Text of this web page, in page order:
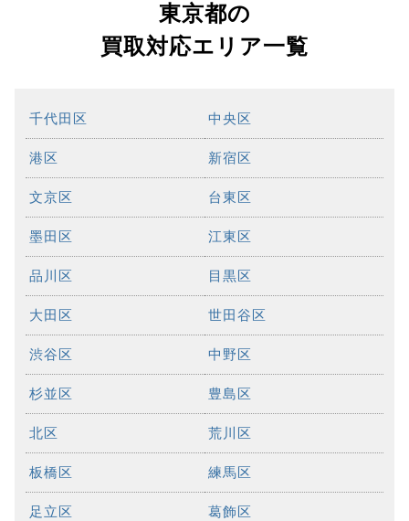
東京都の
買取対応エリア一覧
千代田区 中央区
港区 新宿区
文京区 台東区
墨田区 江東区
品川区 目黒区
大田区 世田谷区
渋谷区 中野区
杉並区 豊島区
北区 荒川区
板橋区 練馬区
足立区 葛飾区